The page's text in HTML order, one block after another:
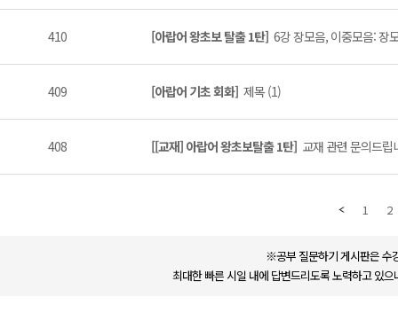
410 [아랍어 왕초보 탈출 1탄] 6강 장모음, 이중모음: 장
409 [아랍어 기초 회화] 제목 (1)
408 [[교재] 아랍어 왕초보탈출 1탄] 교재 관련 문의드립
1 2
※공부 질문하기 게시판은 수
최대한 빠른 시일 내에 답변드리도록 노력하고 있